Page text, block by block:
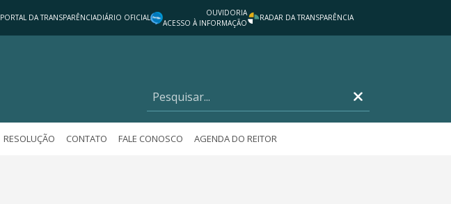
PORTAL DA TRANSPARÊNCIADIÁRIO OFICIAL
OUVIDORIA
ACESSO À INFORMAÇÃO
RADAR DA TRANSPARÊNCIA
RESOLUÇÃO CONTATO FALE CONOSCO AGENDA DO REITOR